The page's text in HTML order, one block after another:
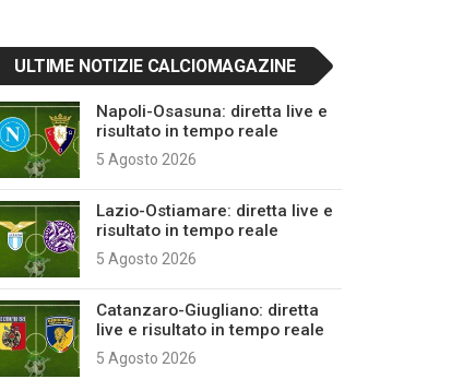
ULTIME NOTIZIE CALCIOMAGAZINE
Napoli-Osasuna: diretta live e
risultato in tempo reale
5 Agosto 2026
Lazio-Ostiamare: diretta live e
risultato in tempo reale
5 Agosto 2026
Catanzaro-Giugliano: diretta
live e risultato in tempo reale
5 Agosto 2026